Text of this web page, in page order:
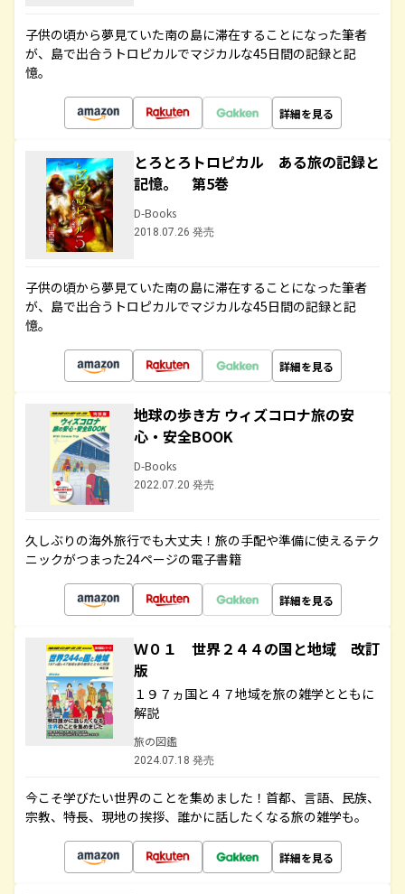
子供の頃から夢見ていた南の島に滞在することになった筆者
が、島で出合うトロピカルでマジカルな45日間の記録と記
憶。
詳細を見る
とろとろトロピカル ある旅の記録と
記憶。 第5巻
D-Books
2018.07.26 発売
子供の頃から夢見ていた南の島に滞在することになった筆者
が、島で出合うトロピカルでマジカルな45日間の記録と記
憶。
詳細を見る
地球の歩き方 ウィズコロナ旅の安
心・安全BOOK
D-Books
2022.07.20 発売
久しぶりの海外旅行でも大丈夫！旅の手配や準備に使えるテク
ニックがつまった24ページの電子書籍
詳細を見る
Ｗ０１ 世界２４４の国と地域 改訂
版
１９７ヵ国と４７地域を旅の雑学とともに
解説
旅の図鑑
2024.07.18 発売
今こそ学びたい世界のことを集めました！首都、言語、民族、
宗教、特長、現地の挨拶、誰かに話したくなる旅の雑学も。
詳細を見る